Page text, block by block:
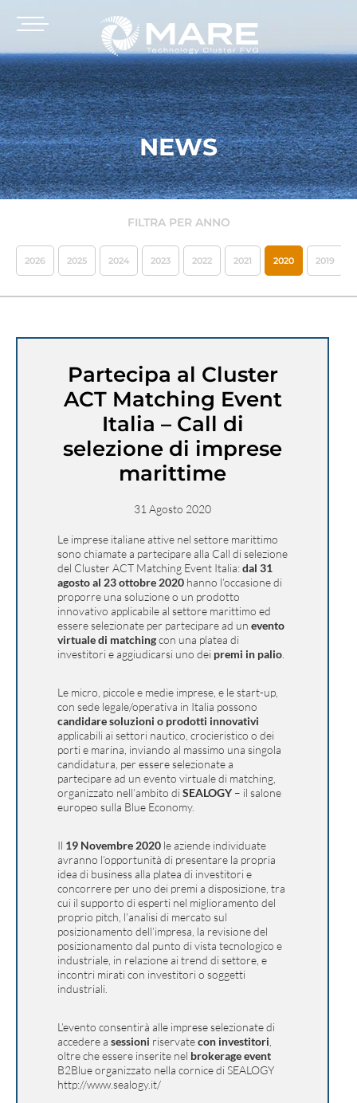
NEWS
FILTRA PER ANNO
2026 2025 2024 2023 2022 2021 2020 2019
Partecipa al Cluster
ACT Matching Event
Italia – Call di
selezione di imprese
marittime
31 Agosto 2020
Le imprese italiane attive nel settore marittimo
sono chiamate a partecipare alla Call di selezione
del Cluster ACT Matching Event Italia:dal 31
agosto al 23 ottobre 2020 hanno l’occasione di
proporre una soluzione o un prodotto
innovativo applicabile al settore marittimo ed
essere selezionate per partecipare ad un evento
virtuale di matchingcon una platea di
investitori e aggiudicarsi uno dei premi in palio
Le micro, piccole e medie imprese, e le start-up,
con sede legale/operativa in Italia possono
candidare soluzioni o prodotti innovativi
applicabili ai settori nautico, crocieristico o dei
porti e marina, inviando al massimo una singola
candidatura, per essere selezionate a
partecipare ad un evento virtuale di matching,
organizzato nell’ambito diSEALOGY – il salone
europeo sulla Blue Economy.
Il 19 Novembre 2020 le aziende individuate
avranno l’opportunità di presentare la propria
idea di business alla platea di investitori e
concorrere per uno dei premi a disposizione, tra
cui il supporto di esperti nel miglioramento del
proprio pitch, l’analisi di mercato sul
posizionamento dell’impresa, la revisione del
posizionamento dal punto di vista tecnologico e
industriale, in relazione ai trend di settore, e
incontri mirati con investitori o soggetti
industriali.
L’evento consentirà alle imprese selezionate di
accedere a sessioni riservatecon investitori
oltre che essere inserite nel brokerage event
B2Blue organizzato nella cornice di SEALOGY
http://www.sealogy.it/